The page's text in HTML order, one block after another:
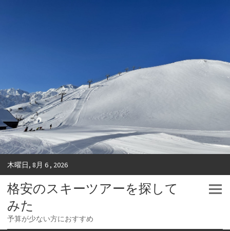
木曜日, 8月 6 , 2026
格安のスキーツアーを探して
みた
予算が少ない方におすすめ